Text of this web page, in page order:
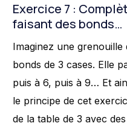
Exercice 7 :
faisant des bonds…
Imaginez une grenouille
bonds de 3 cases. Elle
puis à 6, puis à 9… Et
le principe de cet
de la table de 3 avec